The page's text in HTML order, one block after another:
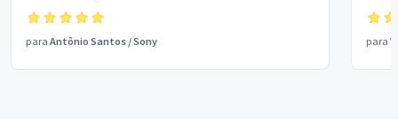
para Antônio Santos /Sony para